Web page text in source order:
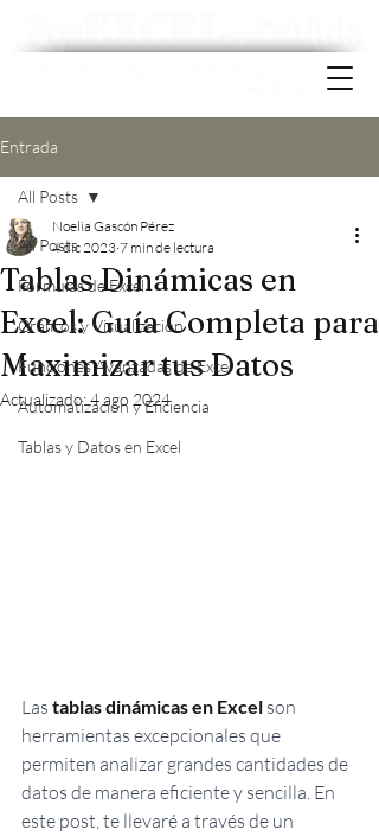
PonExcelentuVida
Entrada
All Posts
Fórmulas de Excel
Gráficos y Visualización
Funciones Avanzadas de Excel
Automatización y Eficiencia
Tablas y Datos en Excel
All Posts
Tablas Dinámicas en
Excel: Guía Completa para
Maximizar tus Datos
Noelia Gascón Pérez
4 dic 2023 7 min de lectura
Actualizado:4 ago 2024
Las tablas dinámicas en Excel son
herramientas excepcionales que
permiten analizar grandes cantidades de
datos de manera eficiente y sencilla. En
este post, te llevaré a través de un